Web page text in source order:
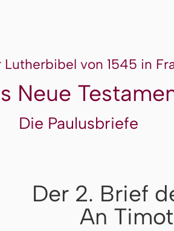
Lutherbibel von 1545 in
Neue
Die Paulusbriefe
Der 2. Brief
An